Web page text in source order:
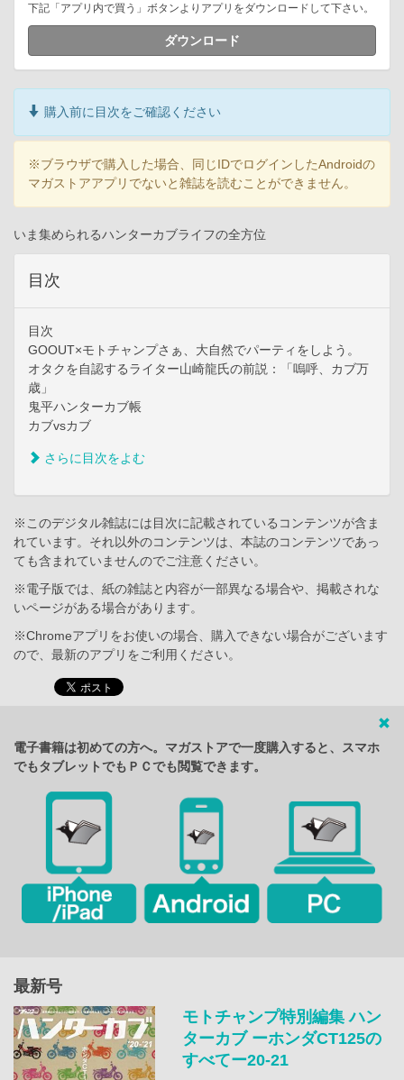
下記「アプリ内で買う」ボタンよりアプリをダウンロードして下さい。
ダウンロード
購入前に目次をご確認ください
※ブラウザで購入した場合、同じIDでログインしたAndroidの
マガストアアプリでないと雑誌を読むことができません。
いま集められるハンターカブライフの全方位
目次
目次
GOOUT×モトチャンプさぁ、大自然でパーティをしよう。
オタクを自認するライター山崎龍氏の前説：「嗚呼、カブ万
歳」
鬼平ハンターカブ帳
カブvsカブ
さらに目次をよむ
※このデジタル雑誌には目次に記載されているコンテンツが含ま
れています。それ以外のコンテンツは、本誌のコンテンツであっ
ても含まれていませんのでご注意ください。
※電子版では、紙の雑誌と内容が一部異なる場合や、掲載されな
いページがある場合があります。
※Chromeアプリをお使いの場合、購入できない場合がございます
ので、最新のアプリをご利用ください。
電子書籍は初めての方へ。マガストアで一度購入すると、スマホ
でもタブレットでもＰＣでも閲覧できます。
最新号
モトチャンプ特別編集 ハン
ターカブ ーホンダCT125の
すべてー20‐21